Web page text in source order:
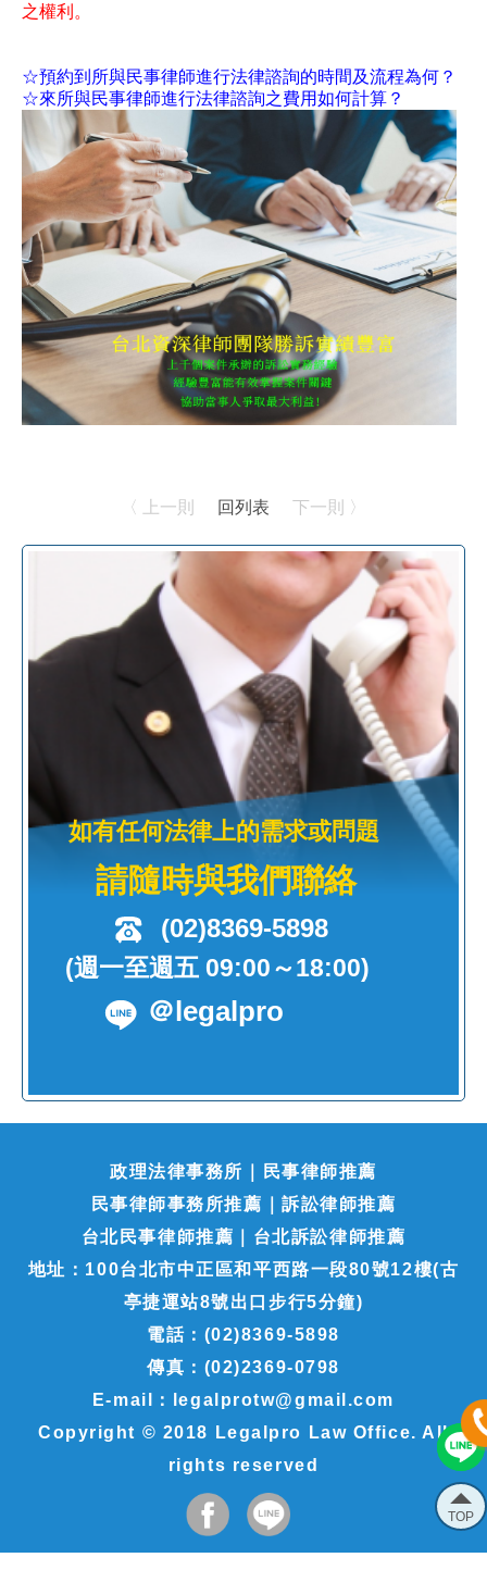
之權利。
☆預約到所與民事律師進行法律諮詢的時間及流程為何？
☆來所與民事律師進行法律諮詢之費用如何計算？
〈 上一則 回列表 下一則 〉
如有任何法律上的需求或問題
請隨時與我們聯絡
(02)8369-5898
(週一至週五 09:00～18:00)
＠legalpro
TOP
政理法律事務所｜民事律師推薦
民事律師事務所推薦｜訴訟律師推薦
台北民事律師推薦｜台北訴訟律師推薦
地址：100台北市中正區和平西路一段80號12樓(古
亭捷運站8號出口步行5分鐘)
電話：(02)8369-5898
傳真：(02)2369-0798
E-mail：legalprotw@gmail.com
Copyright © 2018 Legalpro Law Office. All
rights reserved